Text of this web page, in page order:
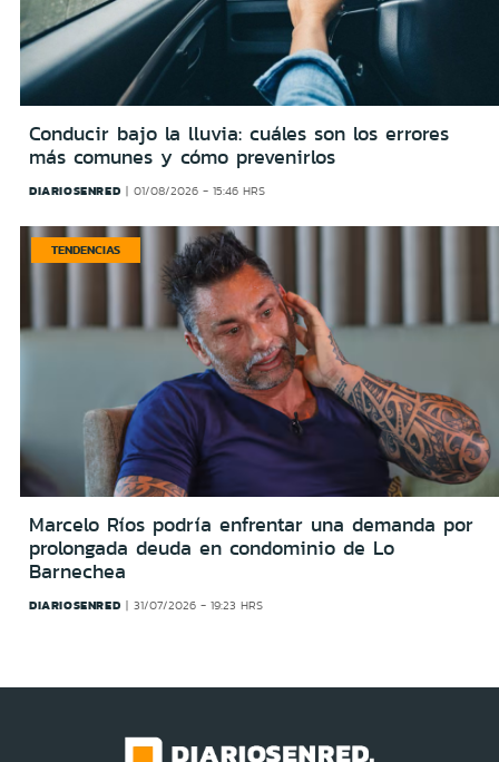
Conducir bajo la lluvia: cuáles son los errores
más comunes y cómo prevenirlos
DIARIOSENRED 01/08/2026 - 15:46 HRS
TENDENCIAS
Marcelo Ríos podría enfrentar una demanda por
prolongada deuda en condominio de Lo
Barnechea
DIARIOSENRED 31/07/2026 - 19:23 HRS